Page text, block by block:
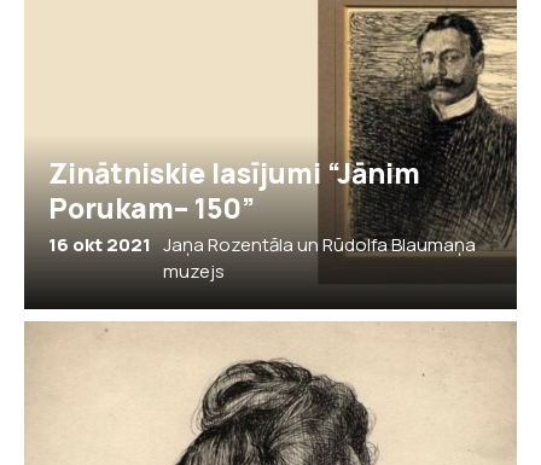
Zinātniskie lasījumi “Jānim
Porukam– 150”
16 okt 2021 Jaņa Rozentāla un Rūdolfa Blaumaņa
muzejs